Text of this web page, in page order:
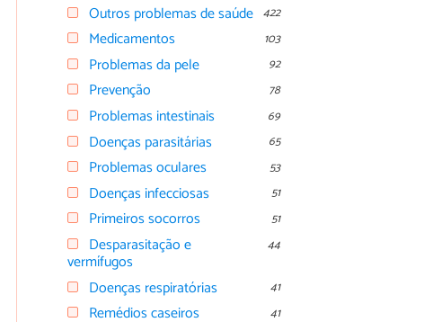
Outros problemas de saúde 422
Medicamentos 103
Problemas da pele 92
Prevenção 78
Problemas intestinais 69
Doenças parasitárias 65
Problemas oculares 53
Doenças infecciosas 51
Primeiros socorros 51
Desparasitação e
vermífugos
44
Doenças respiratórias 41
Remédios caseiros 41